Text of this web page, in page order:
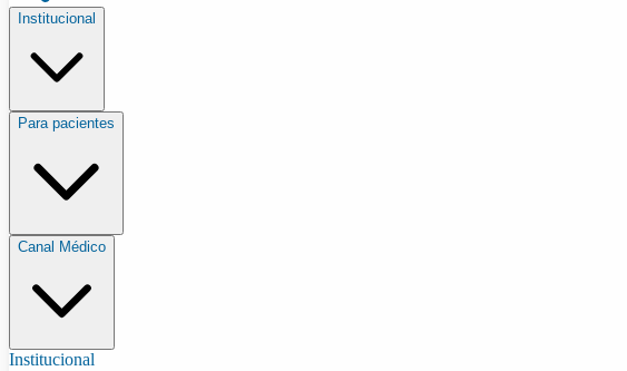
Institucional
Para pacientes
Canal Médico
Institucional